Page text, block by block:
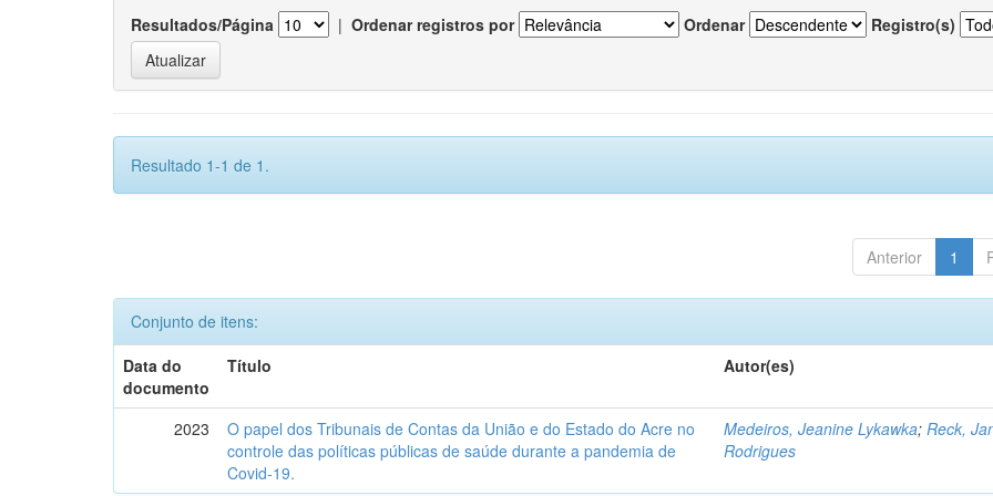
Resultados/Página | Ordenar registros por Ordenar Registro(s)
Resultado 1-1 de 1.
Anterior 1
Conjunto de itens:
Data do
documento
Título Autor(es)
2023
O papel dos Tribunais de Contas da União e do Estado do Acre no
controle das políticas públicas de saúde durante a pandemia de
Covid-19.
Medeiros, Jeanine Lykawka;Reck,
Rodrigues